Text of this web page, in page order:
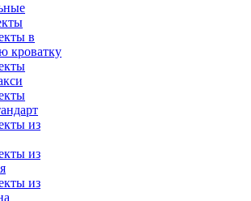
в
кроватку
из
из
из